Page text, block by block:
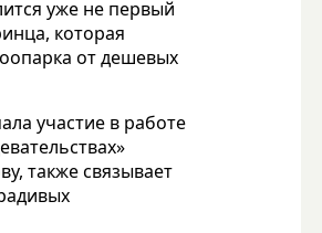
уже не первый
которая
от дешевых
участие в работе
также связывает